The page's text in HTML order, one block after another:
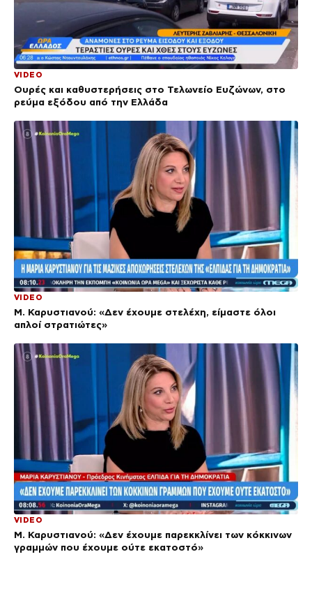
VIDEO
Ουρές και καθυστερήσεις στο Τελωνείο Ευζώνων, στο
ρεύμα εξόδου από την Ελλάδα
VIDEO
Μ. Καρυστιανού: «Δεν έχουμε στελέχη, είμαστε όλοι
απλοί στρατιώτες»
VIDEO
Μ. Καρυστιανού: «Δεν έχουμε παρεκκλίνει των κόκκινων
γραμμών που έχουμε ούτε εκατοστό»